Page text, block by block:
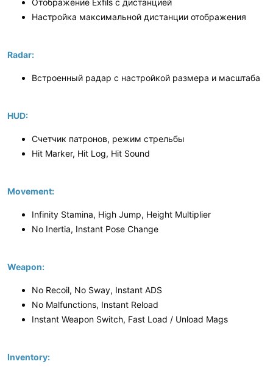
Отображение Exfils с дистанцией
Настройка максимальной дистанции отображения
Radar:
Встроенный радар с настройкой размера и масштаба
HUD:
Счетчик патронов, режим стрельбы
Hit Marker, Hit Log, Hit Sound
Movement:
Infinity Stamina, High Jump, Height Multiplier
No Inertia, Instant Pose Change
Weapon:
No Recoil, No Sway, Instant ADS
No Malfunctions, Instant Reload
Instant Weapon Switch, Fast Load / Unload Mags
Inventory: